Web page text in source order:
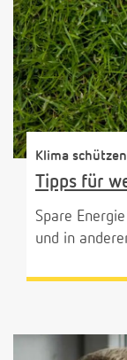
Klima
Tipps für
Spare
und in